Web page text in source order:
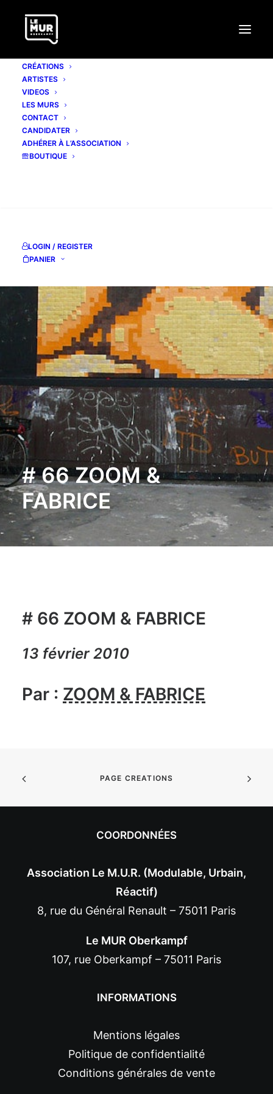
CRÉATIONS
ARTISTES
VIDEOS
LES MURS
CONTACT
CANDIDATER
ADHÉRER À L’ASSOCIATION
BOUTIQUE
LOGIN / REGISTER
PANIER
# 66 ZOOM &
FABRICE
# 66 ZOOM & FABRICE
13 février 2010
Par : ZOOM & FABRICE
PAGE CREATIONS
COORDONNÉES
Association Le M.U.R. (Modulable, Urbain,
Réactif)
8, rue du Général Renault – 75011 Paris
Le MUR Oberkampf
107, rue Oberkampf – 75011 Paris
INFORMATIONS
Mentions légales
Politique de confidentialité
Conditions générales de vente